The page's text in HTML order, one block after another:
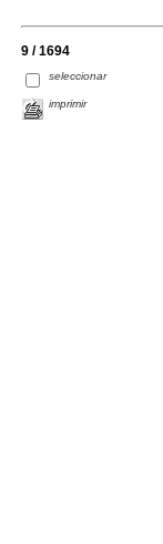
9 / 1694
seleccionar
imprimir